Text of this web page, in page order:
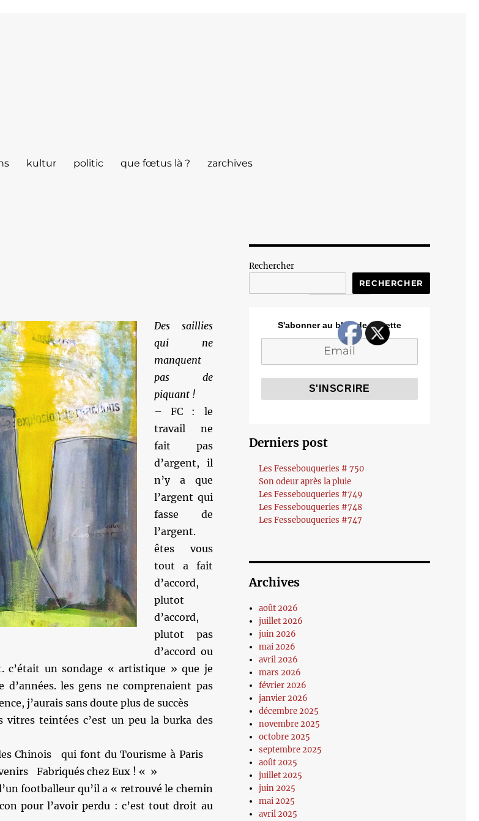
kultur politic que fœtus là ? zarchives
Des saillies
qui ne
manquent
pas de
piquant !
– FC : le
travail ne
fait pas
d’argent, il
n’y a que
l’argent qui
fasse de
l’argent.
êtes vous
tout a fait
d’accord,
plutot
d’accord,
plutot pas
d’accord ou
c’était un sondage « artistique » que je
les gens ne comprenaient pas
j’aurais sans doute plus de succès
vitres teintées c’est un peu la burka des
Chinois qui font du Tourisme à Paris
Fabriqués chez Eux ! « »
footballeur qu’il a « retrouvé le chemin
pour l’avoir perdu : c’est tout droit au
Rechercher
RECHERCHER
S'abonner au blog de Cozette
Derniers post
Les Fessebouqueries # 750
Son odeur après la pluie
Les Fessebouqueries #749
Les Fessebouqueries #748
Les Fessebouqueries #747
Archives
août 2026
juillet 2026
juin 2026
mai 2026
avril 2026
mars 2026
février 2026
janvier 2026
décembre 2025
novembre 2025
octobre 2025
septembre 2025
août 2025
juillet 2025
juin 2025
mai 2025
avril 2025